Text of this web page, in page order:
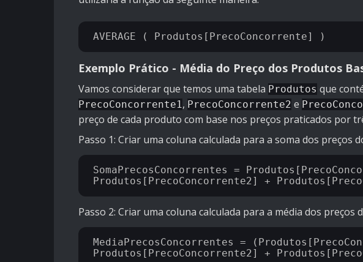
Exemplo Prático - Média do Preço dos Produtos
Vamos considerar que temos uma tabela Produtos que
PrecoConcorrente1, PrecoConcorrente2 e
preço de cada produto com base nos preços praticados por
Passo 1: Criar uma coluna calculada para a soma dos preços
SomaPrecosConcorrentes =
Passo 2: Criar uma coluna calculada para a média dos preços
MediaPrecosConcorrentes =